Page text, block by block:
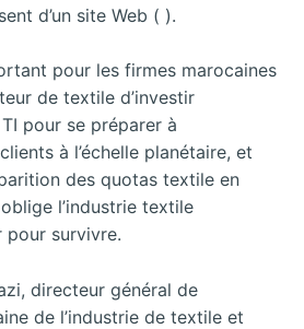
d’un site Web ( ).
pour les firmes marocaines
de textile d’investir
pour se préparer à
à l’échelle planétaire, et
des quotas textile en
l’industrie textile
pour survivre.
directeur général de
de l’industrie de textile et